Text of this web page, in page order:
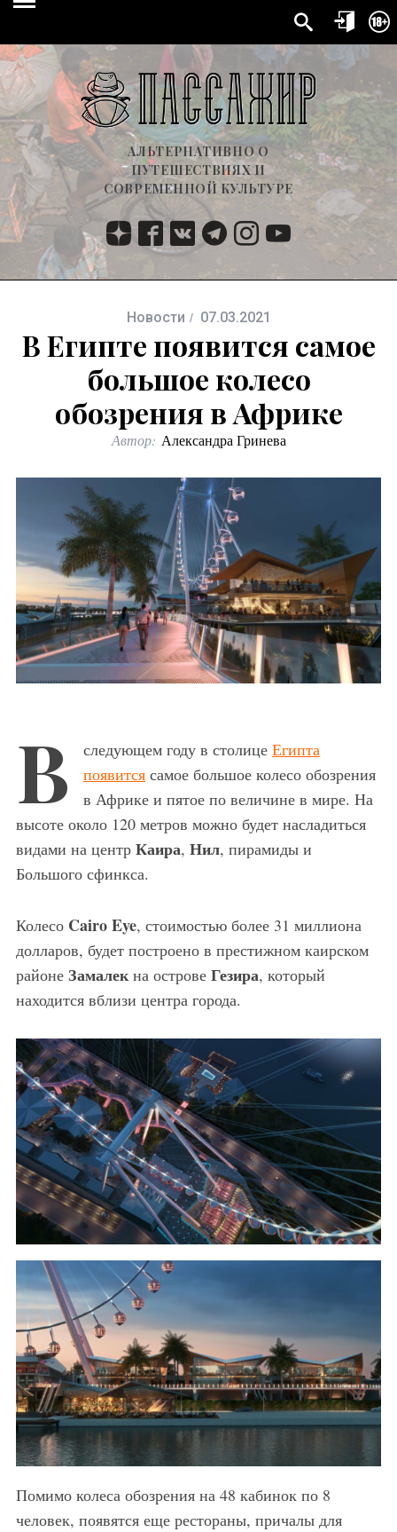
АЛЬТЕРНАТИВНО О
ПУТЕШЕСТВИЯХ И
СОВРЕМЕННОЙ КУЛЬТУРЕ
Новости 07.03.2021
В Египте появится самое
большое колесо
обозрения в Африке
Автор: Александра Гринева
В следующем году в столице Египта
появитсясамое большое колесо обозрения
в Африке и пятое по величине в мире. На
высоте около 120 метров можно будет насладиться
видами на центр Каира, Нил, пирамиды и
Большого сфинкса.
Колесо Cairo Eye, стоимостью более 31 миллиона
долларов, будет построено в престижном каирском
районе Замалекна острове Гезира, который
находится вблизи центра города.
Помимо колеса обозрения на 48 кабинок по 8
человек, появятся еще рестораны, причалы для